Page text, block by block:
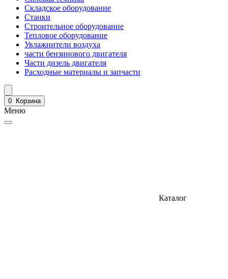
Складское оборудование
Станки
Строительное оборудование
Тепловое оборудование
Увлажнители воздуха
части бензинового двигателя
Части дизель двигателя
Расходные материалы и запчасти
0 Корзина
Меню
Каталог